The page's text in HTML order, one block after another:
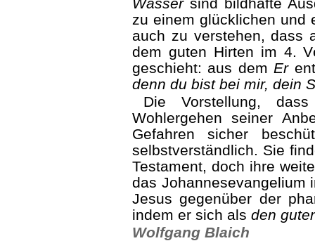
zu einem glücklichen und
auch zu verstehen, dass
dem guten Hirten im 4.
geschieht: aus dem Er
denn du bist bei mir, dein
Die Vorstellung,
Wohlergehen seiner
Gefahren sicher
selbstverständlich. Sie
Testament, doch ihre
das Johannesevangelium
Jesus gegenüber der
indem er sich als den
Wolfgang Blaich